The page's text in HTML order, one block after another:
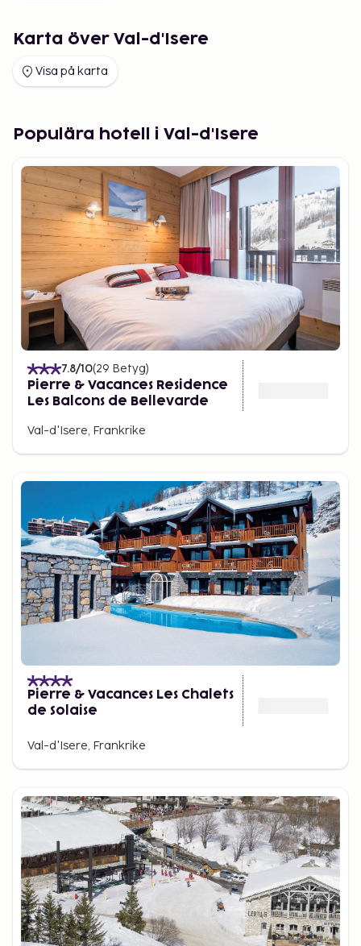
Karta över Val-d'Isere
Visa på karta
Populära hotell i Val-d'Isere
7.8/10(29 Betyg)
Pierre & Vacances Residence
Les Balcons de Bellevarde
Val-d'Isere, Frankrike
Pierre & Vacances Les Chalets
de Solaise
Val-d'Isere, Frankrike